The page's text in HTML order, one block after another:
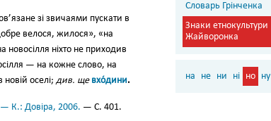
зі звичаями пускати в
велося, жилося», «на
новосілля ніхто не прихо­див
— на кожне слово, на
оселі; див. ще вхо́дини.
— К.: Довіра, 2006. — С. 401.
Словарь Грінченка
Знаки етнокультури
Жайворонка
на не ни ні но ну